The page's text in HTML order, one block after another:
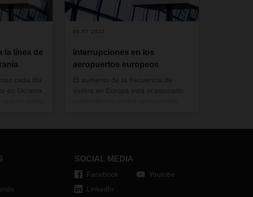
la línea de
cada día
en Ucrania.
08.07.2022
Interrupciones en los
aeropuertos europeos
El aumento de la frecuencia de
vuelos en Europa está ocasionado
fin de semana. DACHSER Air & Sea
diariamente.
SOCIAL MEDIA
Facebook
LinkedIn
Youtube